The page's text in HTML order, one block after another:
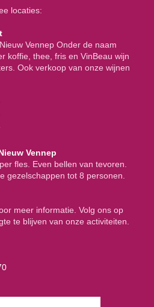
locaties:
Vennep Onder de naam
koffie, thee, fris en VinBeau wijn
Ook verkoop van onze wijnen
Vennep
fles. Even bellen van tevoren.
gezelschappen tot 8 personen.
meer informatie. Volg ons op
te blijven van onze activiteiten.